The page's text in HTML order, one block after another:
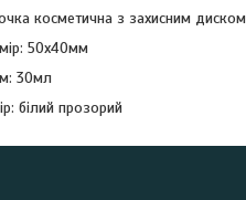
косметична з захисним диском
50х40мм
30мл
білий прозорий